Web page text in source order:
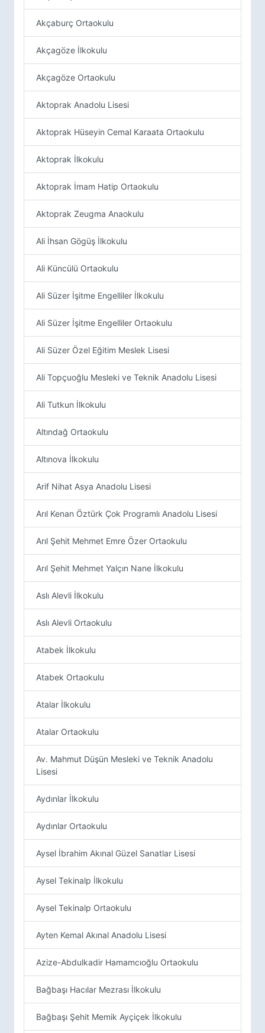
Akçaburç Ortaokulu
Akçagöze İlkokulu
Akçagöze Ortaokulu
Aktoprak Anadolu Lisesi
Aktoprak Hüseyin Cemal Karaata Ortaokulu
Aktoprak İlkokulu
Aktoprak İmam Hatip Ortaokulu
Aktoprak Zeugma Anaokulu
Ali İhsan Gögüş İlkokulu
Ali Küncülü Ortaokulu
Ali Süzer İşitme Engelliler İlkokulu
Ali Süzer İşitme Engelliler Ortaokulu
Ali Süzer Özel Eğitim Meslek Lisesi
Ali Topçuoğlu Mesleki ve Teknik Anadolu Lisesi
Ali Tutkun İlkokulu
Altındağ Ortaokulu
Altınova İlkokulu
Arif Nihat Asya Anadolu Lisesi
Arıl Kenan Öztürk Çok Programlı Anadolu Lisesi
Arıl Şehit Mehmet Emre Özer Ortaokulu
Arıl Şehit Mehmet Yalçın Nane İlkokulu
Aslı Alevli İlkokulu
Aslı Alevli Ortaokulu
Atabek İlkokulu
Atabek Ortaokulu
Atalar İlkokulu
Atalar Ortaokulu
Av. Mahmut Düşün Mesleki ve Teknik Anadolu
Lisesi
Aydınlar İlkokulu
Aydınlar Ortaokulu
Aysel İbrahim Akınal Güzel Sanatlar Lisesi
Aysel Tekinalp İlkokulu
Aysel Tekinalp Ortaokulu
Ayten Kemal Akınal Anadolu Lisesi
Azize-Abdulkadir Hamamcıoğlu Ortaokulu
Bağbaşı Hacılar Mezrası İlkokulu
Bağbaşı Şehit Memik Ayçiçek İlkokulu